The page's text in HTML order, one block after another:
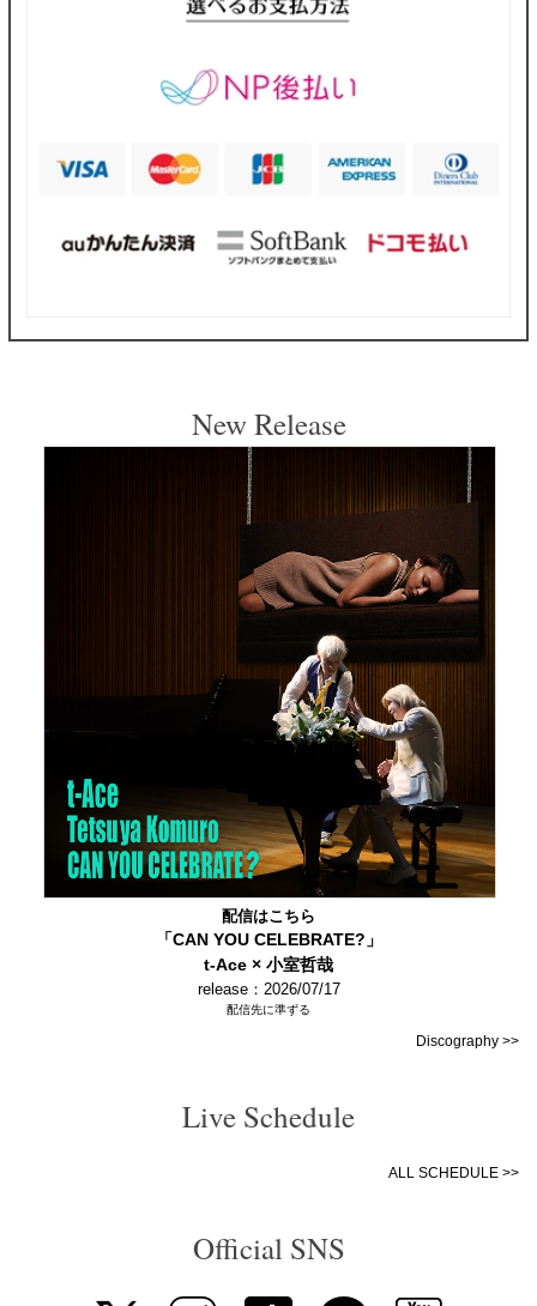
New Release
配信はこちら
「CAN YOU CELEBRATE?」
t-Ace × 小室哲哉
release：2026/07/17
配信先に準ずる
Discography >>
Live Schedule
ALL SCHEDULE >>
Official SNS